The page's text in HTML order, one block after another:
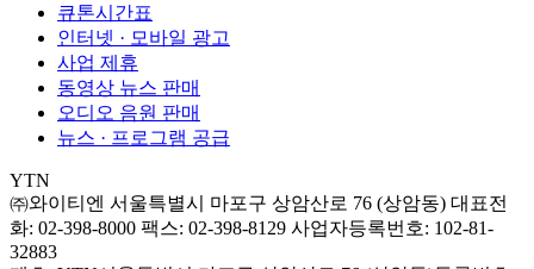
큐톤시간표
인터넷 · 모바일 광고
사업 제휴
동영상 뉴스 판매
오디오 음원 판매
뉴스 · 프로그램 공급
YTN
㈜와이티엔 서울특별시 마포구 상암산로 76 (상암동) 대표전
화: 02-398-8000 팩스: 02-398-8129 사업자등록번호: 102-81-
32883